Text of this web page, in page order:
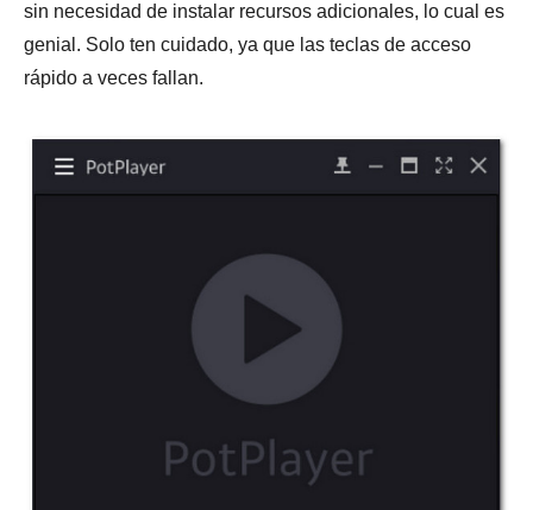
sin necesidad de instalar recursos adicionales, lo cual es
genial. Solo ten cuidado, ya que las teclas de acceso
rápido a veces fallan.